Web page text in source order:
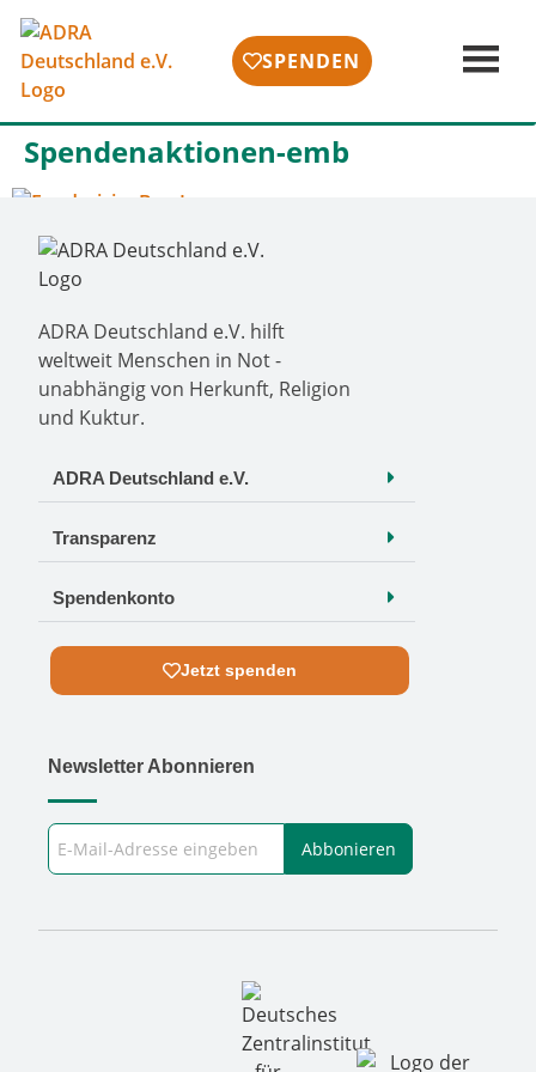
SPENDEN
Spendenaktionen-emb
ADRA Deutschland e.V. hilft
weltweit Menschen in Not -
unabhängig von Herkunft, Religion
und Kuktur.
ADRA Deutschland e.V.
Transparenz
Spendenkonto
Jetzt spenden
Newsletter Abonnieren
Abbonieren